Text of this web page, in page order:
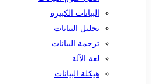
البيانات الكبيرة
تحليل البيانات
ترجمة البيانات
لغة الآلة
هيكلة البيانات